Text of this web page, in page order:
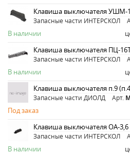
Клавиша выключателя УШМ-
Запасные части ИНТЕРСКОЛ
В наличии
Клавиша выключателя ПЦ-
Запасные части ИНТЕРСКОЛ
В наличии
Клавиша выключателя п.9
Запасные части ДИОЛД Арт.
Под заказ
Клавиша выключателя ОА-3,6
Запасные части ИНТЕРСКОЛ
В наличии